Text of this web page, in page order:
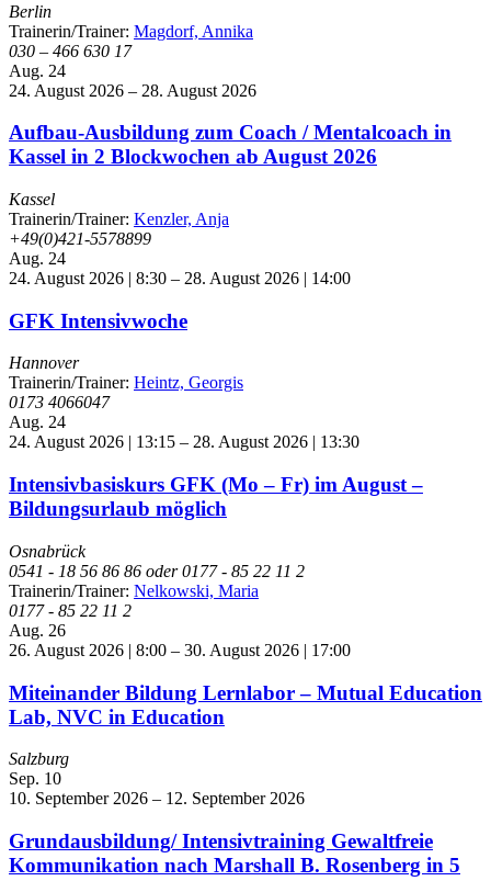
Berlin
Trainerin/Trainer: Magdorf, Annika
030 – 466 630 17
Aug. 24
24. August 2026 – 28. August 2026
Aufbau-Ausbildung zum Coach / Mentalcoach in
Kassel in 2 Blockwochen ab August 2026
Kassel
Trainerin/Trainer: Kenzler, Anja
+49(0)421-5578899
Aug. 24
24. August 2026 | 8:30 – 28. August 2026 | 14:00
GFK Intensivwoche
Hannover
Trainerin/Trainer: Heintz, Georgis
0173 4066047
Aug. 24
24. August 2026 | 13:15 – 28. August 2026 | 13:30
Intensivbasiskurs GFK (Mo – Fr) im August –
Bildungsurlaub möglich
Osnabrück
0541 - 18 56 86 86 oder 0177 - 85 22 11 2
Trainerin/Trainer: Nelkowski, Maria
0177 - 85 22 11 2
Aug. 26
26. August 2026 | 8:00 – 30. August 2026 | 17:00
Miteinander Bildung Lernlabor – Mutual Education
Lab, NVC in Education
Salzburg
Sep. 10
10. September 2026 – 12. September 2026
Grundausbildung/ Intensivtraining Gewaltfreie
Kommunikation nach Marshall B. Rosenberg in 5